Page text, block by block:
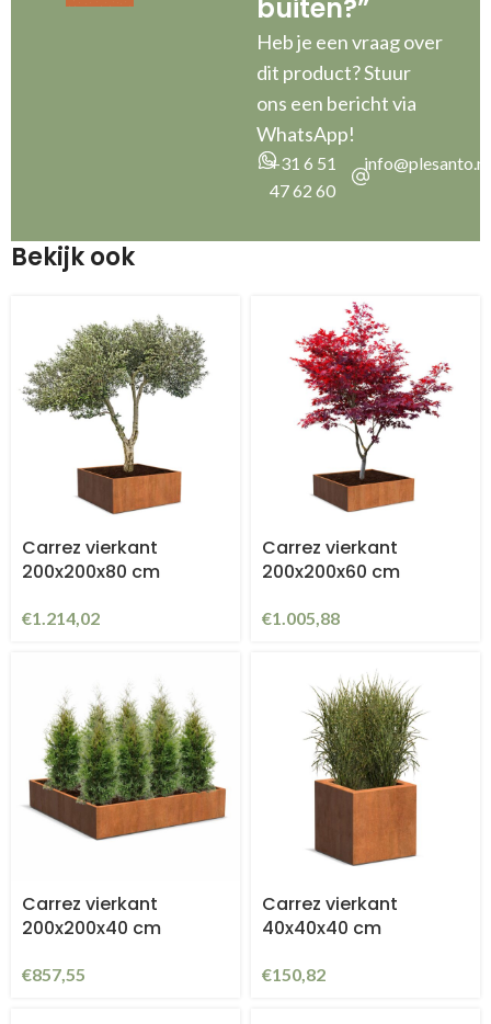
buiten?”
Heb je een vraag over
dit product? Stuur
ons een bericht via
WhatsApp!
+31 6 51
47 62 60
info@plesanto.nl
Bekijk ook
Carrez vierkant
200x200x80 cm
€1.214,02
Carrez vierkant
200x200x60 cm
€1.005,88
Carrez vierkant
200x200x40 cm
€857,55
Carrez vierkant
40x40x40 cm
€150,82